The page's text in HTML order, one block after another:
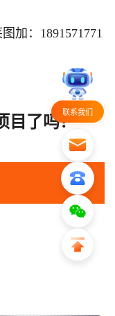
加：1891571771
目了吗？
联系我们